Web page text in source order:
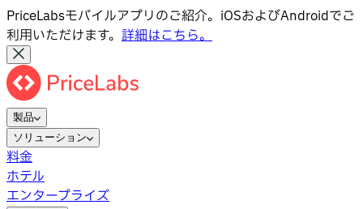
PriceLabsモバイルアプリのご紹介。iOSおよびAndroidでご
利用いただけます。 詳細はこちら。
製品
ソリューション
料金
ホテル
エンタープライズ